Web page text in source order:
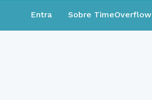
Entra Sobre TimeOverflow